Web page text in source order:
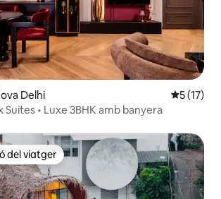
Delhi 5 de
5 (17)
Suites • Luxe 3BHK amb banyera
dels viatgers
del viatger